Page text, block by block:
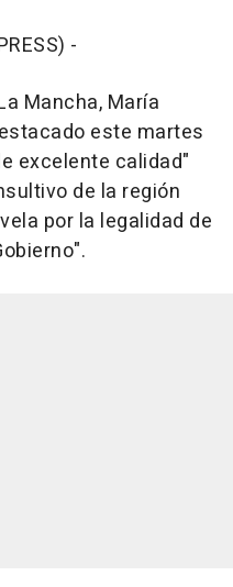
-
Mancha, María
este martes
excelente calidad"
de la región
por la legalidad de